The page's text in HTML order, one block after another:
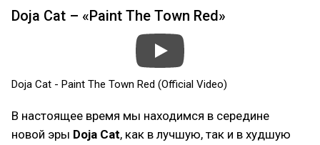
Doja Cat – «Paint The Town Red»
Doja Cat - Paint The Town Red (Official Video)
В настоящее время мы находимся в середине
новой эры Doja Cat, как в лучшую, так и в худшую